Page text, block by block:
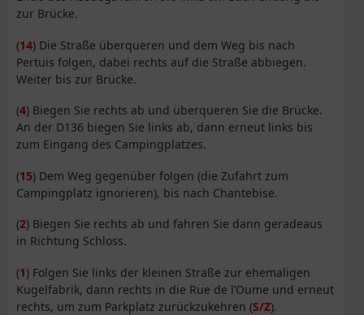
zur Brücke.
(14) Die Straße überqueren und dem Weg bis nach
Pertuis folgen, dabei rechts auf die Straße abbiegen.
Weiter bis zur Brücke.
(4) Biegen Sie rechts ab und überqueren Sie die Brücke.
An der D136 biegen Sie links ab, dann erneut links bis
zum Eingang des Campingplatzes.
(15) Dem Weg gegenüber folgen (die Zufahrt zum
Campingplatz ignorieren), bis nach Chantebise.
(2) Biegen Sie rechts ab und fahren Sie dann geradeaus
in Richtung Schloss.
(1) Folgen Sie links der kleinen Straße zur ehemaligen
Kugelfabrik, dann rechts in die Rue de l’Oume und erneut
rechts, um zum Parkplatz zurückzukehren (S/Z).